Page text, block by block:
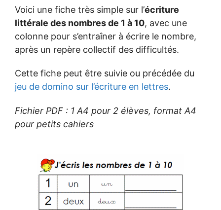
Voici une fiche très simple sur l’écriture
littérale des nombres de 1 à 10, avec une
colonne pour s’entraîner à écrire le nombre,
après un repère collectif des difficultés.
Cette fiche peut être suivie ou précédée du
jeu de domino sur l’écriture en lettres.
Fichier PDF : 1 A4 pour 2 élèves, format A4
pour petits cahiers